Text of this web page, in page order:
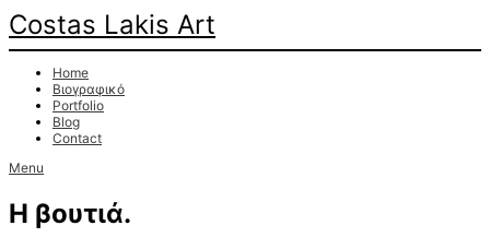
Costas Lakis Art
Home
Βιογραφικό
Portfolio
Blog
Contact
Menu
Η βουτιά.